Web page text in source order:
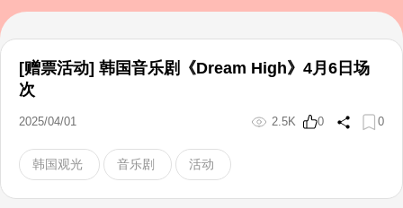
[赠票活动] 韩国音乐剧《Dream High》4月6日场
次
2025/04/01 2.5K 0 0
韩国观光 音乐剧 活动